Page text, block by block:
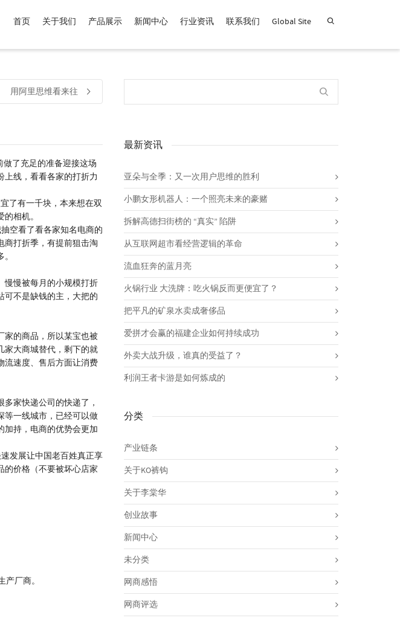
，品牌为 默认品牌 .
首页 关于我们 产品展示 新闻中心 行业资讯 联系我们 Global Site
用阿里思维看来往
了充足的准备迎接这场
线，看看各家的打折力
了有一千块，本来想在双
相机。
空看了看各家知名电商的
商打折季，有提前狙击淘
慢慢被每月的小规模打折
可不是缺钱的主，大把的
家的商品，所以某宝也被
家大商城替代，剩下的就
流速度、售后方面让消费
家快递公司的快递了，
等一线城市，已经可以做
加持，电商的优势会更加
发展让中国老百姓真正享
的价格（不要被坏心店家
厂商。
最新资讯
亚朵与全季：又一次用户思维的胜利
小鹏女形机器人：一个照亮未来的豪赌
拆解高德扫街榜的 “真实” 陷阱
从互联网超市看经营逻辑的革命
流血狂奔的蓝月亮
火锅行业 大洗牌：吃火锅反而更便宜了？
把平凡的矿泉水卖成奢侈品
爱拼才会赢的福建企业如何持续成功
外卖大战升级，谁真的受益了？
利润王者卡游是如何炼成的
分类
产业链条
关于KO裤钩
关于李棠华
创业故事
新闻中心
未分类
网商感悟
网商评选